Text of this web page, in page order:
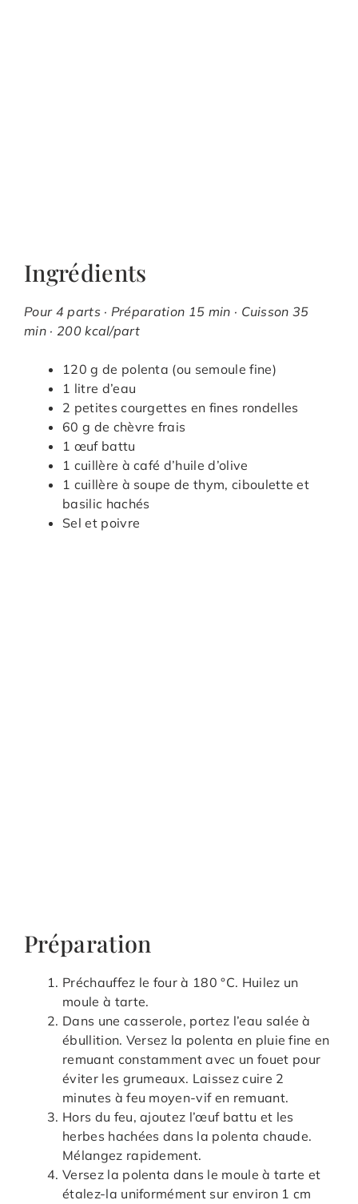
Ingrédients
Pour 4 parts · Préparation 15 min · Cuisson 35
min · 200 kcal/part
120 g de polenta (ou semoule fine)
1 litre d’eau
2 petites courgettes en fines rondelles
60 g de chèvre frais
1 œuf battu
1 cuillère à café d’huile d’olive
1 cuillère à soupe de thym, ciboulette et
basilic hachés
Sel et poivre
Préparation
Préchauffez le four à 180 °C. Huilez un
moule à tarte.
Dans une casserole, portez l’eau salée à
ébullition. Versez la polenta en pluie fine en
remuant constamment avec un fouet pour
éviter les grumeaux. Laissez cuire 2
minutes à feu moyen-vif en remuant.
Hors du feu, ajoutez l’œuf battu et les
herbes hachées dans la polenta chaude.
Mélangez rapidement.
Versez la polenta dans le moule à tarte et
étalez-la uniformément sur environ 1 cm